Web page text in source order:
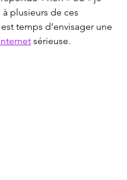
à plusieurs de ces
temps d’envisager une
sérieuse.